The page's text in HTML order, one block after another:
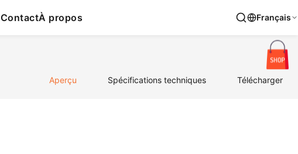
ContactÀ propos Français
Aperçu Spécifications techniques Télécharger